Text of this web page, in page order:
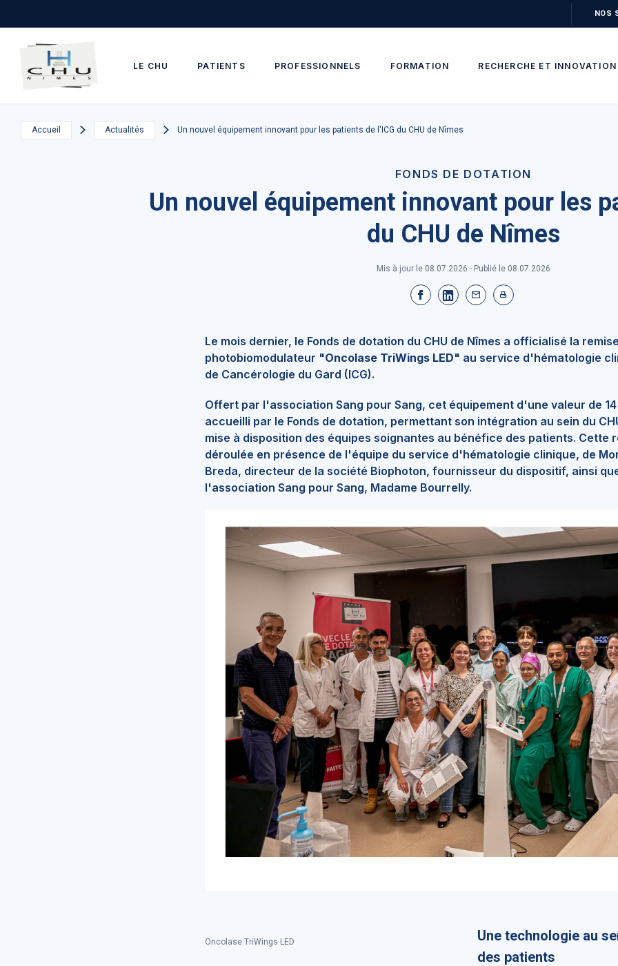
LE CHU PATIENTS PROFESSIONNELS FORMATION RECHERCHE ET INNOVATION
NOS
Accueil Actualités Un nouvel équipement innovant pour les patients de l'ICG du CHU de Nîmes
FONDS DE DOTATION
Un nouvel équipement innovant pour les
du CHU de Nîmes
Mis à jour le 08.07.2026 - Publié le 08.07.2026
Le mois dernier, le Fonds de dotation du CHU de Nîmes a officialisé la
photobiomodulateur "Oncolase TriWings LED" au service d'hématologie
de Cancérologie du Gard (ICG).
Offert par l'association Sang pour Sang, cet équipement d'une valeur de
accueilli par le Fonds de dotation, permettant son intégration au sein du
mise à disposition des équipes soignantes au bénéfice des patients. Cette
déroulée en présence de l'équipe du service d'hématologie clinique, de
Breda, directeur de la société Biophoton, fournisseur du dispositif, ainsi
l'association Sang pour Sang, Madame Bourrelly.
Oncolase TriWings LED
Une technologie au
des patients